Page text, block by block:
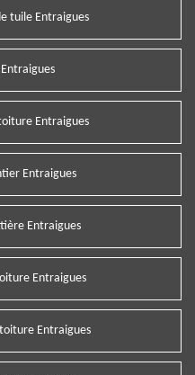
tuile Entraigues
Entraigues
Entraigues
Entraigues
Entraigues
Entraigues